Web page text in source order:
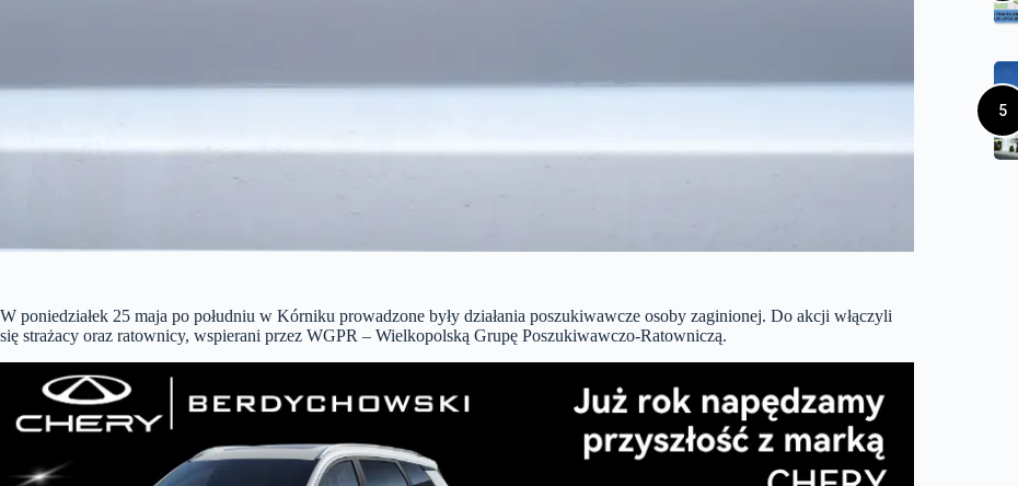
W poniedziałek 25 maja po południu w Kórniku prowadzone były działania poszukiwawcze osoby zaginionej. Do akcji włączyli
się strażacy oraz ratownicy, wspierani przez WGPR – Wielkopolską Grupę Poszukiwawczo-Ratowniczą.